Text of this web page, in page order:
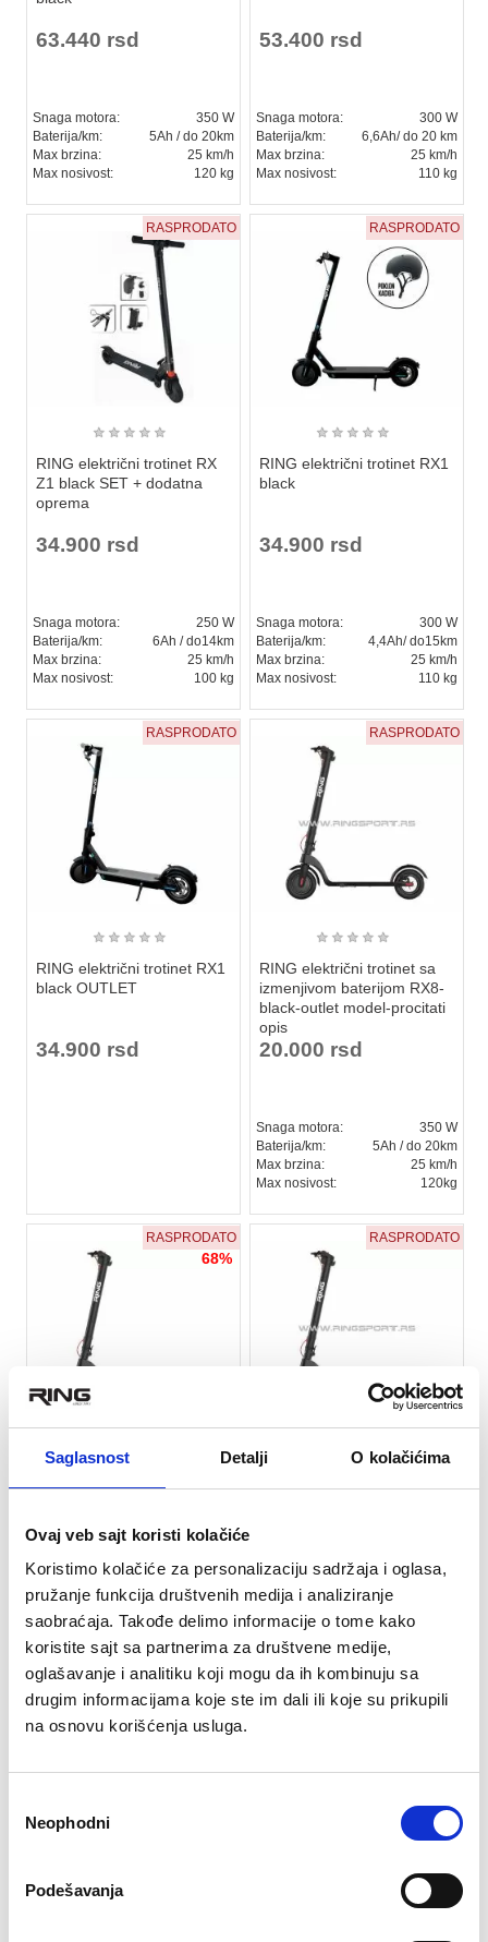
Saglasnost Detalji O kolačićima
Ovaj veb sajt koristi kolačiće
Koristimo kolačiće za personalizaciju sadržaja i oglasa,
pružanje funkcija društvenih medija i analiziranje
saobraćaja. Takođe delimo informacije o tome kako
koristite sajt sa partnerima za društvene medije,
oglašavanje i analitiku koji mogu da ih kombinuju sa
drugim informacijama koje ste im dali ili koje su prikupili
na osnovu korišćenja usluga.
сагласности
Neophodni
Podešavanja
63.440 rsd
Snaga motora:
350 W
Baterija/km:
5Ah / do 20km
Max brzina:
25 km/h
Max nosivost:
120 kg
53.400 rsd
Snaga motora:
300 W
Baterija/km:
6,6Ah/ do 20 km
Max brzina:
25 km/h
Max nosivost:
110 kg
RASPRODATO
★ ★ ★ ★ ★
RING električni trotinet RX
Z1 black SET + dodatna
oprema
34.900 rsd
Snaga motora:
250 W
Baterija/km:
6Ah / do14km
Max brzina:
25 km/h
Max nosivost:
100 kg
RASPRODATO
★ ★ ★ ★ ★
RING električni trotinet RX1
black
34.900 rsd
Snaga motora:
300 W
Baterija/km:
4,4Ah/ do15km
Max brzina:
25 km/h
Max nosivost:
110 kg
RASPRODATO
★ ★ ★ ★ ★
RING električni trotinet RX1
black OUTLET
34.900 rsd
RASPRODATO
★ ★ ★ ★ ★
RING električni trotinet sa
izmenjivom baterijom RX8-
black-outlet model-procitati
opis
20.000 rsd
Snaga motora:
350 W
Baterija/km:
5Ah / do 20km
Max brzina:
25 km/h
Max nosivost:
120kg
RASPRODATO
68%
OUTLET
RASPRODATO
izmenjivom baterijom RX8-
Snaga motora:
Baterija/km:
5Ah / do 20km
Max brzina:
25 km/h
Max nosivost: